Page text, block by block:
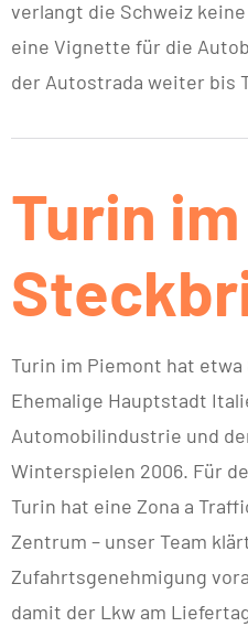
verlangt die Schweiz
eine Vignette für die
der Autostrada weiter bis
Turin im
Turin im Piemont hat etwa
Ehemalige Hauptstadt
Automobilindustrie und
Winterspielen 2006. Für
Turin hat eine Zona a
Zentrum – unser Team
Zufahrtsgenehmigung
damit der Lkw am